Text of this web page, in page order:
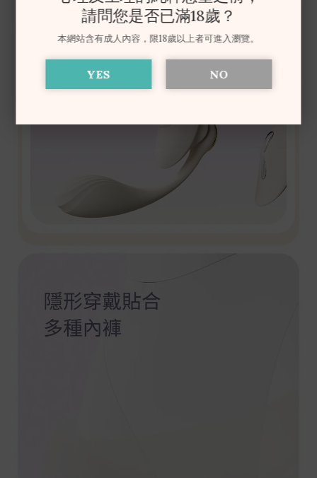
請問您是否已滿18歲？
本網站含有成人內容，限18歲以上者可進入瀏覽。
YES NO